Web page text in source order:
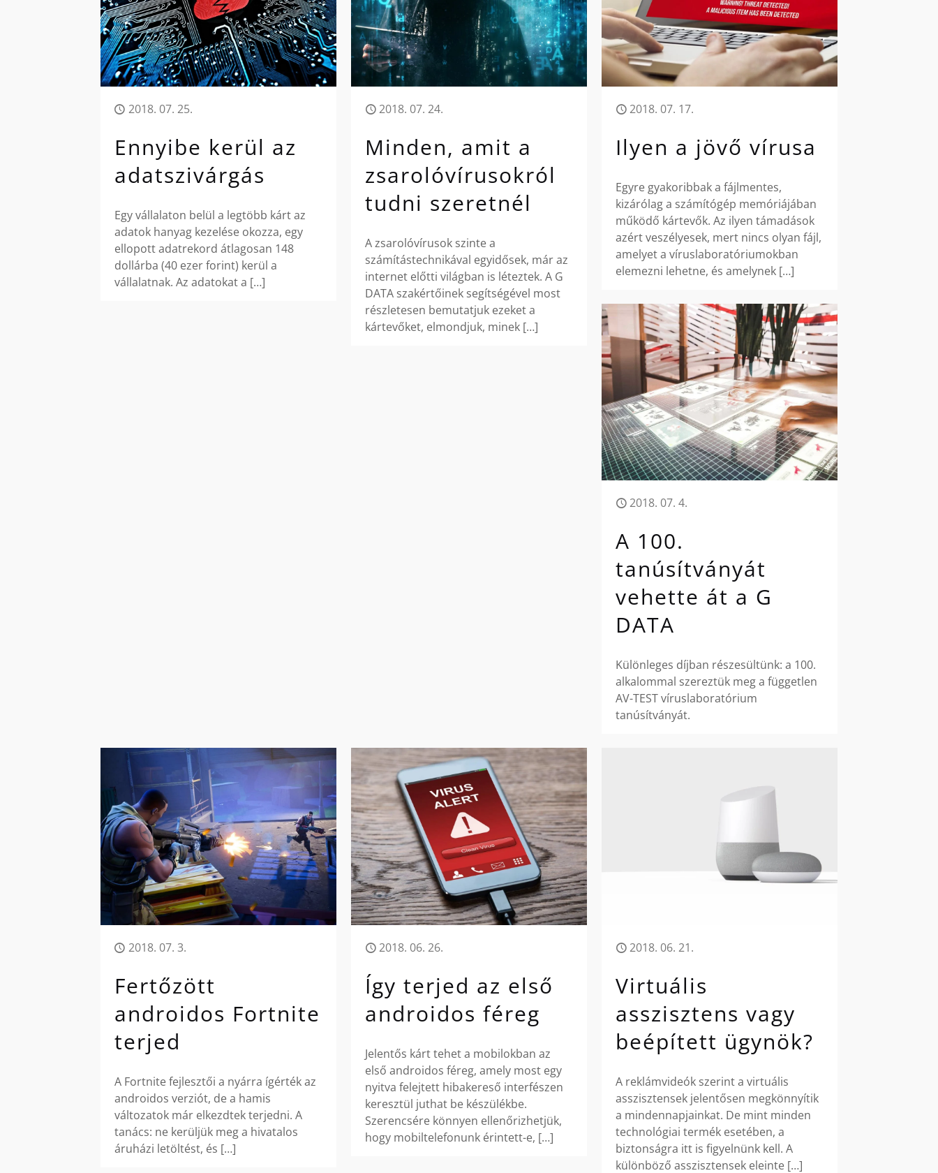
2018. 07. 25.
Ennyibe kerül az
adatszivárgás
Egy vállalaton belül a legtöbb kárt az
adatok hanyag kezelése okozza, egy
ellopott adatrekord átlagosan 148
dollárba (40 ezer forint) kerül a
vállalatnak. Az adatokat a […]
2018. 07. 24.
Minden, amit a
zsarolóvírusokról
tudni szeretnél
A zsarolóvírusok szinte a
számítástechnikával egyidősek, már az
internet előtti világban is léteztek. A G
DATA szakértőinek segítségével most
részletesen bemutatjuk ezeket a
kártevőket, elmondjuk, minek […]
2018. 07. 17.
Ilyen a jövő vírusa
Egyre gyakoribbak a fájlmentes,
kizárólag a számítógép memóriájában
működő kártevők. Az ilyen támadások
azért veszélyesek, mert nincs olyan fájl,
amelyet a víruslaboratóriumokban
elemezni lehetne, és amelynek […]
2018. 07. 4.
A 100.
tanúsítványát
vehette át a G
DATA
Különleges díjban részesültünk: a 100.
alkalommal szereztük meg a független
AV-TEST víruslaboratórium
tanúsítványát.
2018. 07. 3.
Fertőzött
androidos Fortnite
terjed
A Fortnite fejlesztői a nyárra ígérték az
androidos verziót, de a hamis
változatok már elkezdtek terjedni. A
tanács: ne kerüljük meg a hivatalos
áruházi letöltést, és […]
2018. 06. 26.
Így terjed az első
androidos féreg
Jelentős kárt tehet a mobilokban az
első androidos féreg, amely most egy
nyitva felejtett hibakereső interfészen
keresztül juthat be készülékbe.
Szerencsére könnyen ellenőrizhetjük,
hogy mobiltelefonunk érintett-e, […]
2018. 06. 21.
Virtuális
asszisztens vagy
beépített ügynök?
A reklámvideók szerint a virtuális
asszisztensek jelentősen megkönnyítik
a mindennapjainkat. De mint minden
technológiai termék esetében, a
biztonságra itt is figyelnünk kell. A
különböző asszisztensek eleinte […]